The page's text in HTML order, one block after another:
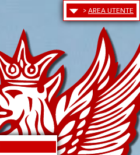
> AREA UTENTE